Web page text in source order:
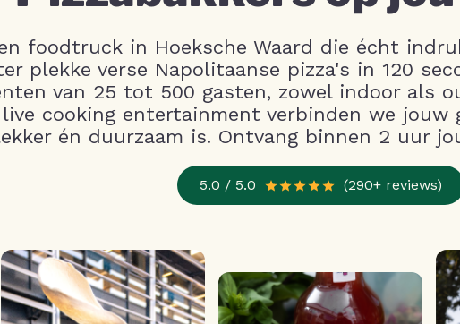
foodtruck in Hoeksche Waard die écht
plekke verse Napolitaanse pizza's in 120
van 25 tot 500 gasten, zowel indoor als
live cooking entertainment verbinden we
én duurzaam is. Ontvang binnen 2 uur
5.0 / 5.0 (290+ reviews)